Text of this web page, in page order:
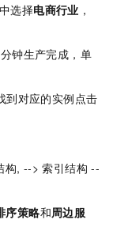
中选择电商行业 ，
分钟生产完成，单
到对应的实例点击
构, --> 索引结构 --
序策略和周边服